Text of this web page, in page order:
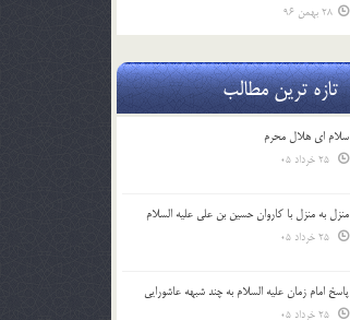
28 بهمن 96
تازه ترین مطالب
سلام ای هلال محرم
منزل به منزل با کاروان حسین بن علی علیه السلام
پاسخ امام زمان علیه السلام به چند شبهه عاشورایی